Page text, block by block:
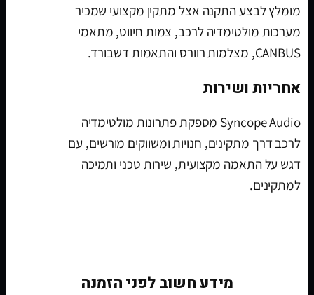
מומלץ לבצע התקנה אצל מתקין מקצועי שמכיר
מערכות מולטימדיה לרכב, צמות חיווט, מתאמי
CANBUS, מצלמות רוורס והתאמות דשבורד.
אחריות ושירות
Syncope Audio מספקת פתרונות מולטימדיה
לרכב דרך מתקינים, חנויות ומשווקים מורשים, עם
דגש על התאמה מקצועית, שירות טכני ותמיכה
למתקינים.
מידע חשוב לפני הזמנה